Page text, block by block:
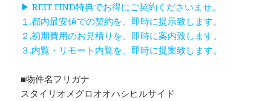
▶ REIT FIND特典でお得にご契約くださいませ。
１.都内最安値での契約を、即時に提示致します。
２.初期費用のお見積りを、即時に案内致します。
３.内覧・リモート内覧を、即時に提案致します。
■物件名フリガナ
スタイリオメグロオオハシヒルサイド